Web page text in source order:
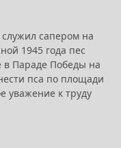
сапером на
1945 года пес
в Параде Победы на
пса по площади
уважение к труду